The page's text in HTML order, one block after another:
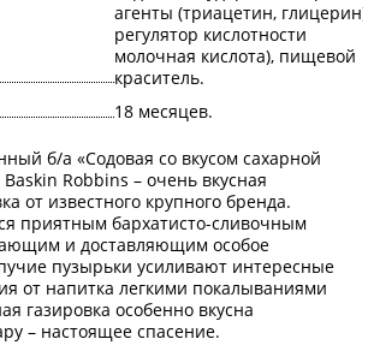
агенты (триацетин,
регулятор кислотности
молочная кислота), пищевой
краситель.
18 месяцев.
б/а «Содовая со вкусом сахарной
Robbins – очень вкусная
от известного крупного бренда.
приятным бархатисто-сливочным
и доставляющим особое
пузырьки усиливают интересные
от напитка легкими покалываниями
газировка особенно вкусна
– настоящее спасение.